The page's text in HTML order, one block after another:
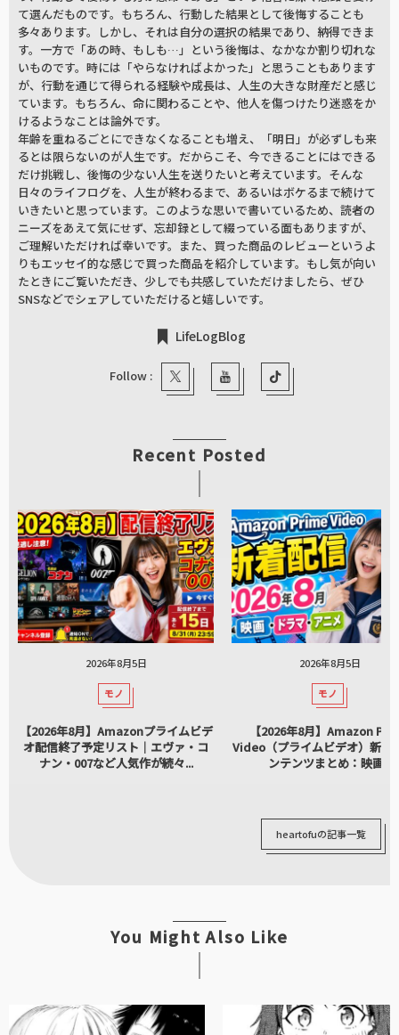
て選んだものです。もちろん、行動した結果として後悔することも
多々あります。しかし、それは自分の選択の結果であり、納得できま
す。一方で「あの時、もしも…」という後悔は、なかなか割り切れな
いものです。時には「やらなければよかった」と思うこともあります
が、行動を通じて得られる経験や成長は、人生の大きな財産だと感じ
ています。もちろん、命に関わることや、他人を傷つけたり迷惑をか
けるようなことは論外です。
年齢を重ねるごとにできなくなることも増え、「明日」が必ずしも来
るとは限らないのが人生です。だからこそ、今できることにはできる
だけ挑戦し、後悔の少ない人生を送りたいと考えています。そんな
日々のライフログを、人生が終わるまで、あるいはボケるまで続けて
いきたいと思っています。このような思いで書いているため、読者の
ニーズをあえて気にせず、忘却録として綴っている面もありますが、
ご理解いただければ幸いです。また、買った商品のレビューというよ
りもエッセイ的な感じで買った商品を紹介しています。もし気が向い
たときにご覧いただき、少しでも共感していただけましたら、ぜひ
SNSなどでシェアしていただけると嬉しいです。
LifeLogBlog
Follow :
Recent Posted
2026年8月5日
モノ
【2026年8月】Amazonプライムビデ
オ配信終了予定リスト｜エヴァ・コ
ナン・007など人気作が続々...
2026年8月5日
モノ
【2026年8月】Amazon
Video（プライムビデオ）新着
ンテンツまとめ：映画...
heartofuの記事一覧
You Might Also Like